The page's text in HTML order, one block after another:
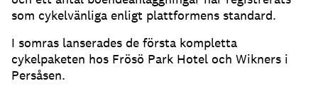
som cykelvänliga enligt plattformens standard.
I somras lanserades de första kompletta
cykelpaketen hos Frösö Park Hotel och Wikners i
Persåsen.